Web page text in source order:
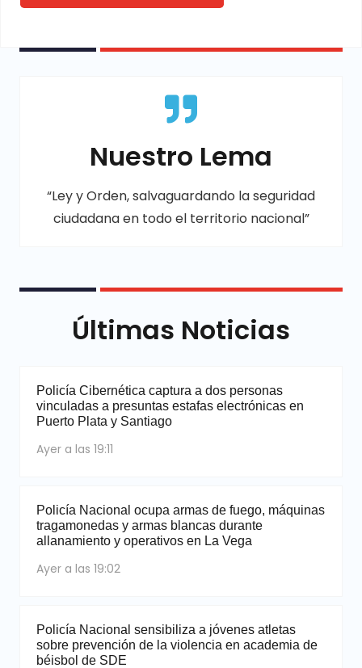
Nuestro Lema
“Ley y Orden, salvaguardando la seguridad
ciudadana en todo el territorio nacional”
Últimas Noticias
Policía Cibernética captura a dos personas
vinculadas a presuntas estafas electrónicas en
Puerto Plata y Santiago
Ayer a las 19:11
Policía Nacional ocupa armas de fuego, máquinas
tragamonedas y armas blancas durante
allanamiento y operativos en La Vega
Ayer a las 19:02
Policía Nacional sensibiliza a jóvenes atletas
sobre prevención de la violencia en academia de
béisbol de SDE